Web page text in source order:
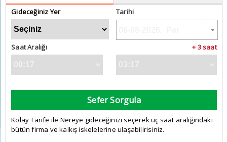
Gideceğiniz Yer Tarihi
Saat Aralığı + 3 saat
Sefer Sorgula
Kolay Tarife ile Nereye gideceğinizi seçerek üç saat aralığındaki
bütün firma ve kalkış iskelelerine ulaşabilirisiniz.